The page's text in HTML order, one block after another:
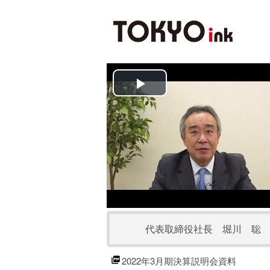
P
l
a
V
d
代表取締役社長 堀川 聡
2022年3月期決算説明会資料